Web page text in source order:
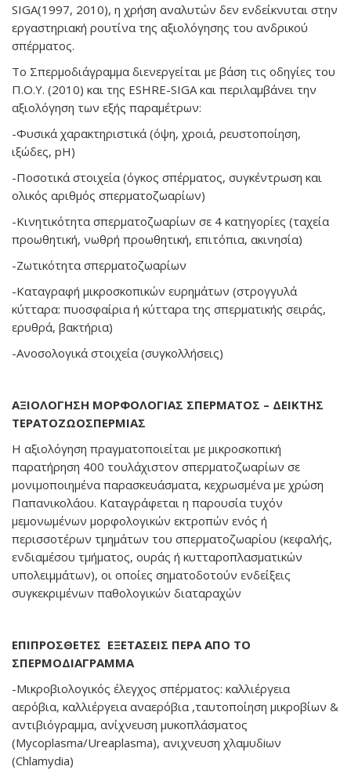
SIGA(1997, 2010), η χρήση αναλυτών δεν ενδείκνυται στην
εργαστηριακή ρουτίνα της αξιολόγησης του ανδρικού
σπέρματος.
Το Σπερμοδιάγραμμα διενεργείται με βάση τις οδηγίες του
Π.Ο.Υ. (2010) και της ESHRE-SIGA και περιλαμβάνει την
αξιολόγηση των εξής παραμέτρων:
-Φυσικά χαρακτηριστικά (όψη, χροιά, ρευστοποίηση,
ιξώδες, pH)
-Ποσοτικά στοιχεία (όγκος σπέρματος, συγκέντρωση και
ολικός αριθμός σπερματοζωαρίων)
-Κινητικότητα σπερματοζωαρίων σε 4 κατηγορίες (ταχεία
προωθητική, νωθρή προωθητική, επιτόπια, ακινησία)
-Ζωτικότητα σπερματοζωαρίων
-Καταγραφή μικροσκοπικών ευρημάτων (στρογγυλά
κύτταρα: πυοσφαίρια ή κύτταρα της σπερματικής σειράς,
ερυθρά, βακτήρια)
-Ανοσολογικά στοιχεία (συγκολλήσεις)
ΑΞΙΟΛΟΓΗΣΗ ΜΟΡΦΟΛΟΓΙΑΣ ΣΠΕΡΜΑΤΟΣ – ΔΕΙΚΤΗΣ
ΤΕΡΑΤΟΖΩΟΣΠΕΡΜΙΑΣ
Η αξιολόγηση πραγματοποιείται με μικροσκοπική
παρατήρηση 400 τουλάχιστον σπερματοζωαρίων σε
μονιμοποιημένα παρασκευάσματα, κεχρωσμένα με χρώση
Παπανικολάου. Καταγράφεται η παρουσία τυχόν
μεμονωμένων μορφολογικών εκτροπών ενός ή
περισσοτέρων τμημάτων του σπερματοζωαρίου (κεφαλής,
ενδιαμέσου τμήματος, ουράς ή κυτταροπλασματικών
υπολειμμάτων), οι οποίες σηματοδοτούν ενδείξεις
συγκεκριμένων παθολογικών διαταραχών
ΕΠΙΠΡΟΣΘΕΤΕΣ ΕΞΕΤΑΣΕΙΣ ΠΕΡΑ ΑΠΟ ΤΟ
ΣΠΕΡΜΟΔΙΑΓΡΑΜΜΑ
-Μικροβιολογικός έλεγχος σπέρματος: καλλιέργεια
αερόβια, καλλιέργεια αναερόβια ,ταυτοποίηση μικροβίων &
αντιβιόγραμμα, ανίχνευση μυκοπλάσματος
(Μycoplasma/Ureaplasma), ανιχνευση χλαμυδiων
(Chlamydia)